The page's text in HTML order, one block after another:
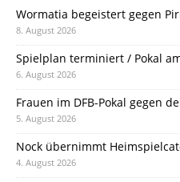
Wormatia begeistert gegen
8. August 2026
Spielplan terminiert / Pokal
6. August 2026
Frauen im DFB-Pokal gegen
5. August 2026
Nock übernimmt
4. August 2026